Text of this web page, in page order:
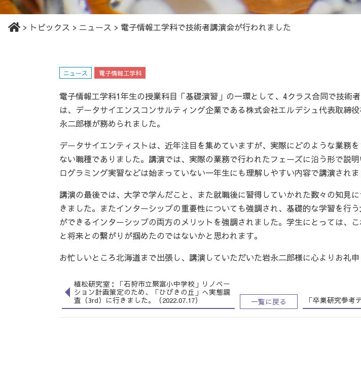
> トピックス > ニュース > 電子情報工学科で技術者講演会が行われました
ニュース 電子情報工学科
電子情報工学科1年生の授業科目「基礎演習」の一環として、4クラス合同で技術
は、データサイエンスコンサルティング企業である株式会社エルデシュ代表取締
永二郎様が務められました。
データサイエンティストは、近年注目を集めていますが、実際にどのような業務
ない職種でありました。講演では、実際の業務で行われたフェーズに沿う形で説
ログラミング実習などは始まっていない一年生にも理解しやすい内容で講演されま
講演の最後では、大学で学んだこと、また就職後に習得していかれた数々の知見
きました。またインターシップの重要性についても強調され、基礎的な学習を行
ができるインターシップの両方のメリットを強調されました。学生にとっては、
と将来との繋がりが掴めたのではないかと思われます。
お忙しいところ北海道まで出張し、講演していただいた岩永二郎様に心よりお礼申
植松研究室：「石狩市立聚富小中学校」リノベー
ション計画策定のため、「ひびきの丘」へ実態調
査（3rd）に行きました。（2022.07.17）
一覧に戻る 「卒業研究参考